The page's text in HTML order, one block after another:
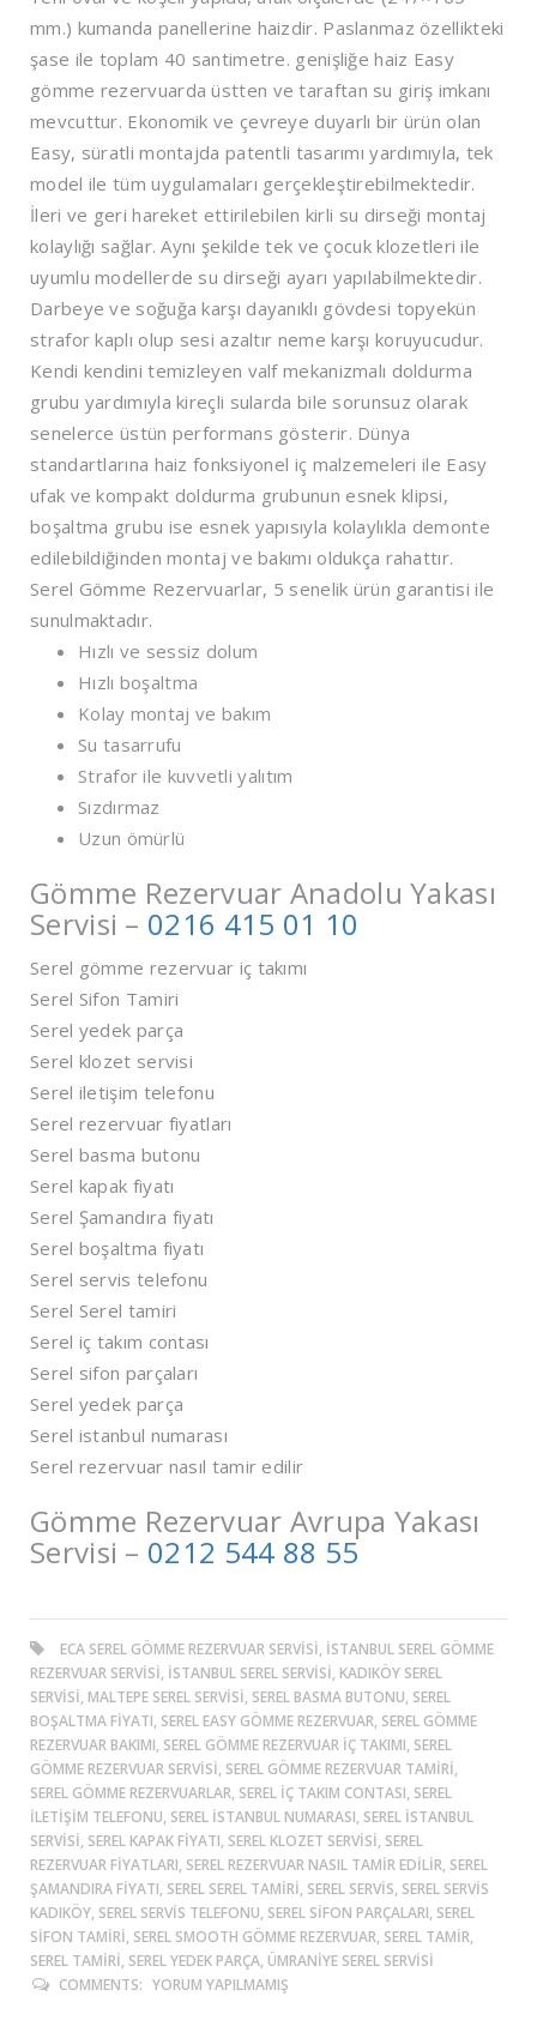
mm.) kumanda panellerine haizdir. Paslanmaz özellikteki
şase ile toplam 40 santimetre. genişliğe haiz Easy
gömme rezervuarda üstten ve taraftan su giriş imkanı
mevcuttur. Ekonomik ve çevreye duyarlı bir ürün olan
Easy, süratli montajda patentli tasarımı yardımıyla, tek
model ile tüm uygulamaları gerçekleştirebilmektedir.
İleri ve geri hareket ettirilebilen kirli su dirseği montaj
kolaylığı sağlar. Aynı şekilde tek ve çocuk klozetleri ile
uyumlu modellerde su dirseği ayarı yapılabilmektedir.
Darbeye ve soğuğa karşı dayanıklı gövdesi topyekün
strafor kaplı olup sesi azaltır neme karşı koruyucudur.
Kendi kendini temizleyen valf mekanizmalı doldurma
grubu yardımıyla kireçli sularda bile sorunsuz olarak
senelerce üstün performans gösterir. Dünya
standartlarına haiz fonksiyonel iç malzemeleri ile Easy
ufak ve kompakt doldurma grubunun esnek klipsi,
boşaltma grubu ise esnek yapısıyla kolaylıkla demonte
edilebildiğinden montaj ve bakımı oldukça rahattır.
Serel Gömme Rezervuarlar, 5 senelik ürün garantisi ile
sunulmaktadır.
Hızlı ve sessiz dolum
Hızlı boşaltma
Kolay montaj ve bakım
Su tasarrufu
Strafor ile kuvvetli yalıtım
Sızdırmaz
Uzun ömürlü
Gömme Rezervuar Anadolu Yakası
Servisi – 0216 415 01 10
Serel gömme rezervuar iç takımı
Serel Sifon Tamiri
Serel yedek parça
Serel klozet servisi
Serel iletişim telefonu
Serel rezervuar fiyatları
Serel basma butonu
Serel kapak fiyatı
Serel Şamandıra fiyatı
Serel boşaltma fiyatı
Serel servis telefonu
Serel Serel tamiri
Serel iç takım contası
Serel sifon parçaları
Serel yedek parça
Serel istanbul numarası
Serel rezervuar nasıl tamir edilir
Gömme Rezervuar Avrupa Yakası
Servisi – 0212 544 88 55
ECA SEREL GÖMME REZERVUAR SERVISI, ISTANBUL SEREL GÖMME
REZERVUAR SERVISI, ISTANBUL SEREL SERVISI, KADIKÖY SEREL
SERVISI, MALTEPE SEREL SERVISI, SEREL BASMA BUTONU, SEREL
BOŞALTMA FIYATI, SEREL EASY GÖMME REZERVUAR, SEREL GÖMME
REZERVUAR BAKIMI, SEREL GÖMME REZERVUAR IÇ TAKIMI, SEREL
GÖMME REZERVUAR SERVISI, SEREL GÖMME REZERVUAR TAMIRI,
SEREL GÖMME REZERVUARLAR, SEREL IÇ TAKIM CONTASI, SEREL
ILETIŞIM TELEFONU, SEREL ISTANBUL NUMARASI, SEREL ISTANBUL
SERVISI, SEREL KAPAK FIYATI, SEREL KLOZET SERVISI, SEREL
REZERVUAR FIYATLARI, SEREL REZERVUAR NASIL TAMIR EDILIR, SEREL
ŞAMANDIRA FIYATI, SEREL SEREL TAMIRI, SEREL SERVIS, SEREL SERVIS
KADIKÖY, SEREL SERVIS TELEFONU, SEREL SIFON PARÇALARI, SEREL
SIFON TAMIRI, SEREL SMOOTH GÖMME REZERVUAR, SEREL TAMIR,
SEREL TAMIRI, SEREL YEDEK PARÇA, ÜMRANIYE SEREL SERVISI
COMMENTS: YORUM YAPILMAMIŞ